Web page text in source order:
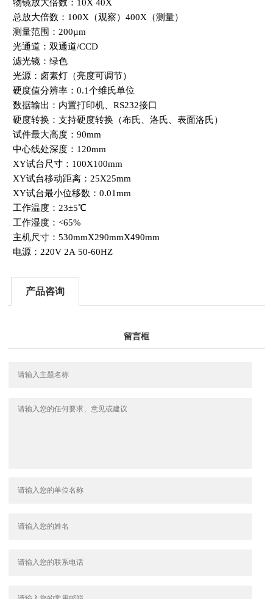
物镜放大倍数：10X 40X
总放大倍数：100X（观察）400X（测量）
测量范围：200µm
光通道：双通道/CCD
滤光镜：绿色
光源：卤素灯（亮度可调节）
硬度值分辨率：0.1个维氏单位
数据输出：内置打印机、RS232接口
硬度转换：支持硬度转换（布氏、洛氏、表面洛氏）
试件最大高度：90mm
中心线处深度：120mm
XY试台尺寸：100X100mm
XY试台移动距离：25X25mm
XY试台最小位移数：0.01mm
工作温度：23±5℃
工作湿度：<65%
主机尺寸：530mmX290mmX490mm
电源：220V 2A 50-60HZ
产品咨询
留言框